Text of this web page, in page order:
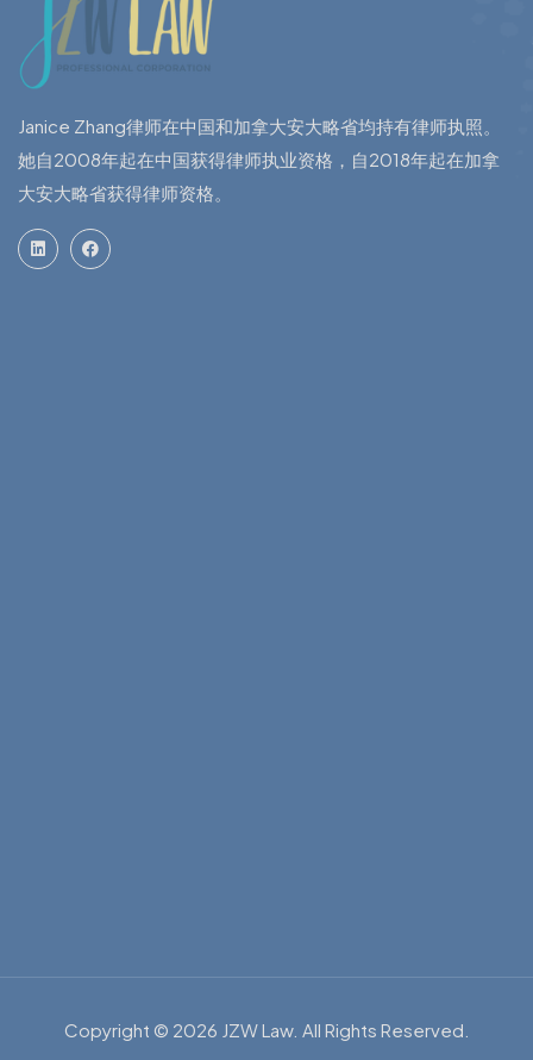
Janice Zhang律师在中国和加拿大安大略省均持有律师执照。
她自2008年起在中国获得律师执业资格，自2018年起在加拿
大安大略省获得律师资格。
Copyright © 2026 JZW Law. All Rights Reserved.